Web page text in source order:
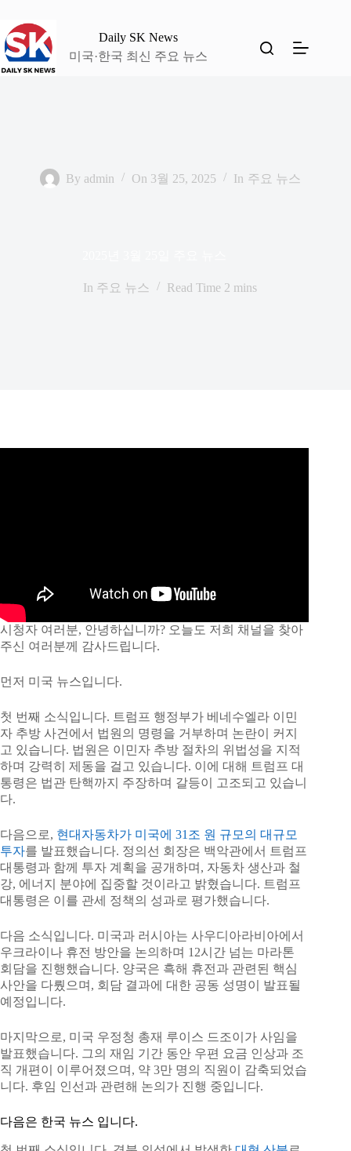
으
로
건
Daily SK News
미국·한국 최신 주요 뉴스
By admin On 3월 25, 2025 In 주요 뉴스
In 주요 뉴스 Read Time 2 mins
시청자 여러분, 안녕하십니까? 오늘도 저희 채널을 찾아
주신 여러분께 감사드립니다.
먼저 미국 뉴스입니다.
첫 번째 소식입니다. 트럼프 행정부가 베네수엘라 이민
자 추방 사건에서 법원의 명령을 거부하며 논란이 커지
고 있습니다. 법원은 이민자 추방 절차의 위법성을 지적
하며 강력히 제동을 걸고 있습니다. 이에 대해 트럼프 대
통령은 법관 탄핵까지 주장하며 갈등이 고조되고 있습니
다.
다음으로, 현대자동차가 미국에 31조 원 규모의 대규모
투자를 발표했습니다. 정의선 회장은 백악관에서 트럼프
대통령과 함께 투자 계획을 공개하며, 자동차 생산과 철
강, 에너지 분야에 집중할 것이라고 밝혔습니다. 트럼프
대통령은 이를 관세 정책의 성과로 평가했습니다.
다음 소식입니다. 미국과 러시아는 사우디아라비아에서
우크라이나 휴전 방안을 논의하며 12시간 넘는 마라톤
회담을 진행했습니다. 양국은 흑해 휴전과 관련된 핵심
사안을 다뤘으며, 회담 결과에 대한 공동 성명이 발표될
예정입니다.
마지막으로, 미국 우정청 총재 루이스 드조이가 사임을
발표했습니다. 그의 재임 기간 동안 우편 요금 인상과 조
직 개편이 이루어졌으며, 약 3만 명의 직원이 감축되었습
니다. 후임 인선과 관련해 논의가 진행 중입니다.
다음은 한국 뉴스 입니다.